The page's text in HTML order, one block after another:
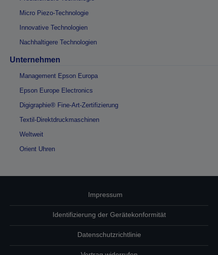
Micro Piezo-Technologie
Innovative Technologien
Nachhaltigere Technologien
Unternehmen
Management Epson Europa
Epson Europe Electronics
Digigraphie® Fine-Art-Zertifizierung
Textil-Direktdruckmaschinen
Weltweit
Orient Uhren
Impressum
Identifizierung der Gerätekonformität
Datenschutzrichtlinie